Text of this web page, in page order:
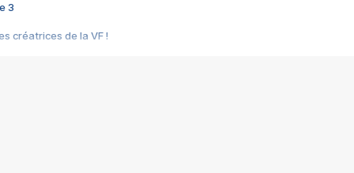
3
créatrices de la VF !